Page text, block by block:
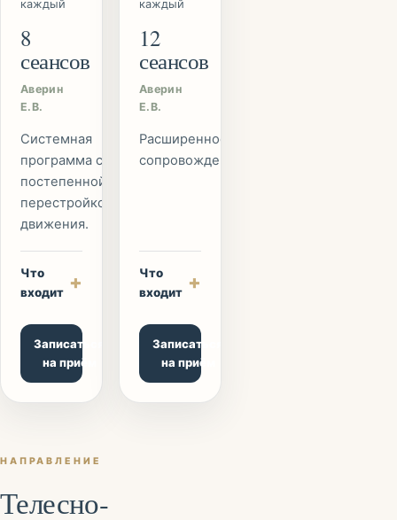
каждый
8
сеансов
Аверин
Е.В.
Системная
программа с
постепенной
перестройкой
движения.
Что
входит +
Записаться
на приём
каждый
12
сеансов
Аверин
Е.В.
Расширенное
сопровождение.
Что
входит +
Записаться
на приём
НАПРАВЛЕНИЕ
Телесно-